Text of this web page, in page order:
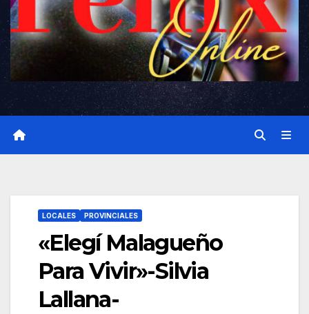
LOCALES PROVINCIALES
«Elegí Malagueño
Para Vivir»-Silvia
Lallana-